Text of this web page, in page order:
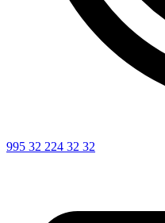
995 32 224 32 32